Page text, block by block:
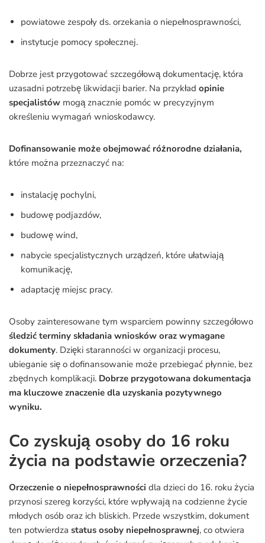
powiatowe zespoły ds. orzekania o niepełnosprawności,
instytucje pomocy społecznej.
Dobrze jest przygotować szczegółową dokumentację, która
uzasadni potrzebę likwidacji barier. Na przykład opinie
specjalistów mogą znacznie pomóc w precyzyjnym
określeniu wymagań wnioskodawcy.
Dofinansowanie może obejmować różnorodne działania,
które można przeznaczyć na:
instalację pochylni,
budowę podjazdów,
budowę wind,
nabycie specjalistycznych urządzeń, które ułatwiają
komunikację,
adaptację miejsc pracy.
Osoby zainteresowane tym wsparciem powinny szczegółowo
śledzić terminy składania wniosków oraz wymagane
dokumenty. Dzięki staranności w organizacji procesu,
ubieganie się o dofinansowanie może przebiegać płynnie, bez
zbędnych komplikacji. Dobrze przygotowana dokumentacja
ma kluczowe znaczenie dla uzyskania pozytywnego
wyniku.
Co zyskują osoby do 16 roku
życia na podstawie orzeczenia?
Orzeczenie o niepełnosprawności dla dzieci do 16. roku życia
przynosi szereg korzyści, które wpływają na codzienne życie
młodych osób oraz ich bliskich. Przede wszystkim, dokument
ten potwierdza status osoby niepełnosprawnej, co otwiera